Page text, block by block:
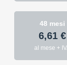
48 mesi
6,61 €
al mese +